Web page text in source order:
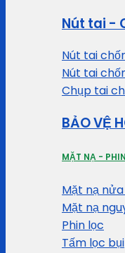
Nút tai -
Nút tai
Nút tai
Chụp tai
BẢO VỆ
MẶT NẠ -
Mặt nạ
Mặt nạ
Phin lọc
Tấm lọc bụi